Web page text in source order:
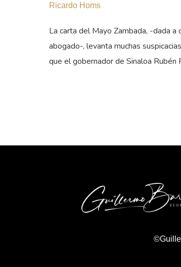
Ricardo Homs
La carta del Mayo Zambada, -dada a
abogado-, levanta muchas
que el gobernador de Sinaloa Rubén